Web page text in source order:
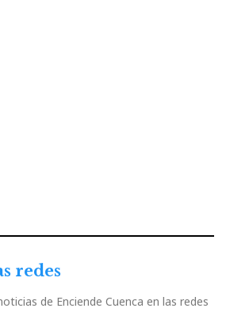
redes
de Enciende Cuenca en las redes